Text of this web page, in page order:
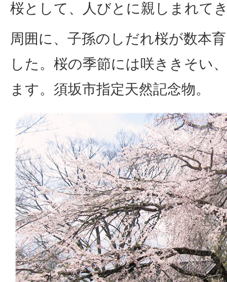
桜として、人びとに親しまれて
周囲に、子孫のしだれ桜が数本
した。桜の季節には咲ききそい
ます。須坂市指定天然記念物。